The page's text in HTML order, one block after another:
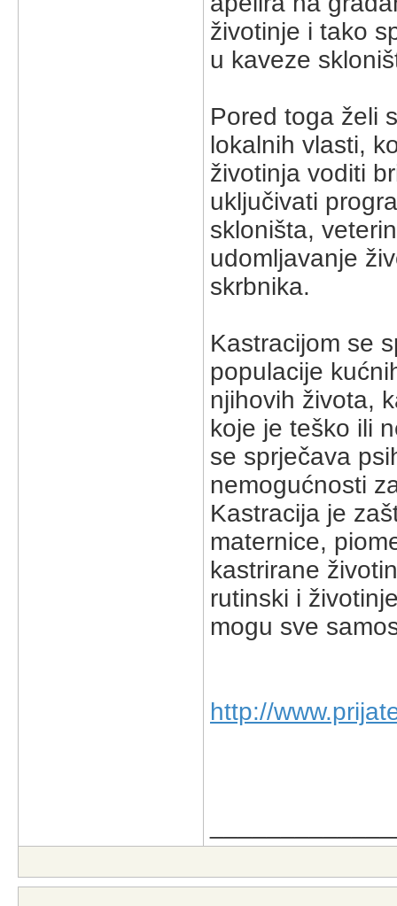
životinje i tako
u kaveze
Pored toga želi
lokalnih vlasti,
životinja voditi
uključivati
skloništa,
udomljavanje
skrbnika.
Kastracijom se
populacije
njihovih života,
koje je teško ili
se sprječava
nemogućnosti
Kastracija je
maternice,
kastrirane
rutinski i
mogu sve
http://